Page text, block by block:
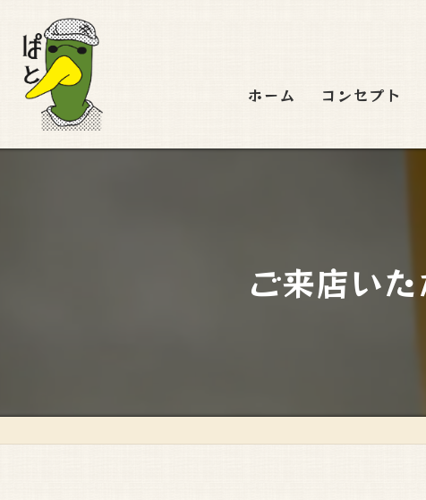
ホーム コンセプト
ご来店い